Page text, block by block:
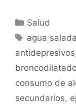
C
e
g
o
r
Salud
E
t
q
u
e
agua salada
antidepresivos
consumo de
secundarios,